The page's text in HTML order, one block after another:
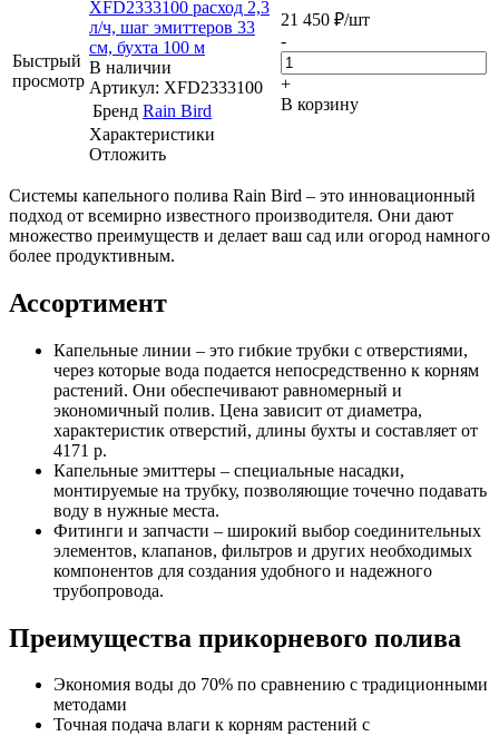
Быстрый
просмотр
XFD2333100 расход 2,3
л/ч, шаг эмиттеров 33
см, бухта 100 м
В наличии
Артикул: XFD2333100
Бренд Rain Bird
Характеристики
Отложить
21 450 ₽/шт
-
+
В корзину
Системы капельного полива Rain Bird – это инновационный
подход от всемирно известного производителя. Они дают
множество преимуществ и делает ваш сад или огород намного
более продуктивным.
Ассортимент
Капельные линии – это гибкие трубки с отверстиями,
через которые вода подается непосредственно к корням
растений. Они обеспечивают равномерный и
экономичный полив. Цена зависит от диаметра,
характеристик отверстий, длины бухты и составляет от
4171 р.
Капельные эмиттеры – специальные насадки,
монтируемые на трубку, позволяющие точечно подавать
воду в нужные места.
Фитинги и запчасти – широкий выбор соединительных
элементов, клапанов, фильтров и других необходимых
компонентов для создания удобного и надежного
трубопровода.
Преимущества прикорневого полива
Экономия воды до 70% по сравнению с традиционными
методами
Точная подача влаги к корням растений с